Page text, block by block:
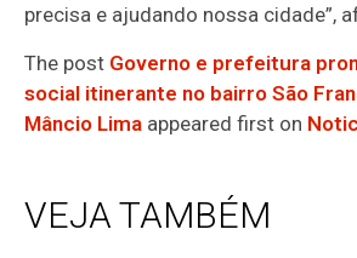
precisa e ajudando nossa cidade”,
The post Governo e prefeitura
social itinerante no bairro São
Mâncio Lima appeared first on
VEJA TAMBÉM